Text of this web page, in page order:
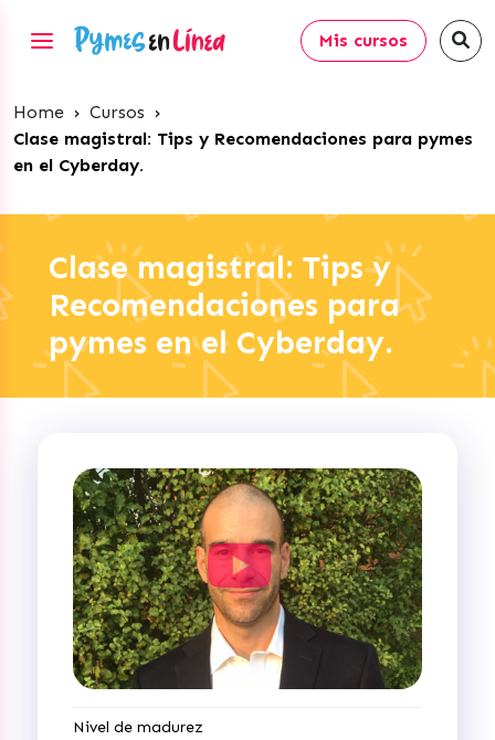
Mis cursos
Home › Cursos ›
Clase magistral: Tips y Recomendaciones para pymes
en el Cyberday.
Clase magistral: Tips y
Recomendaciones para
pymes en el Cyberday.
Nivel de madurez